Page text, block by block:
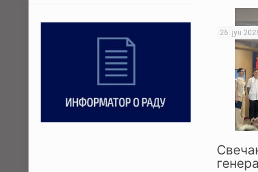
26. јун